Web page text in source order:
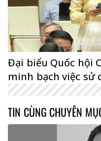
Đại biểu Quốc hội
minh bạch việc sử
TIN CÙNG CHUYÊN